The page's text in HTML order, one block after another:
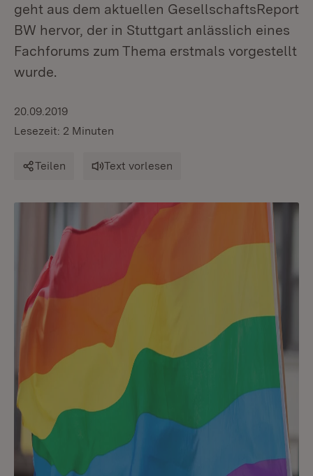
geht aus dem aktuellen GesellschaftsReport
BW hervor, der in Stuttgart anlässlich eines
Fachforums zum Thema erstmals vorgestellt
wurde.
20.09.2019
Lesezeit: 2 Minuten
Teilen Text vorlesen